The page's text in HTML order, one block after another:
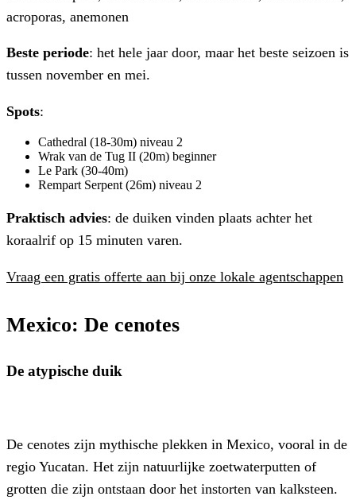
acroporas, anemonen
Beste periode: het hele jaar door, maar het beste seizoen is
tussen november en mei.
Spots:
Cathedral (18-30m) niveau 2
Wrak van de Tug II (20m) beginner
Le Park (30-40m)
Rempart Serpent (26m) niveau 2
Praktisch advies: de duiken vinden plaats achter het
koraalrif op 15 minuten varen.
Vraag een gratis offerte aan bij onze lokale agentschappen
Mexico: De cenotes
De atypische duik
De cenotes zijn mythische plekken in Mexico, vooral in de
regio Yucatan. Het zijn natuurlijke zoetwaterputten of
grotten die zijn ontstaan door het instorten van kalksteen.